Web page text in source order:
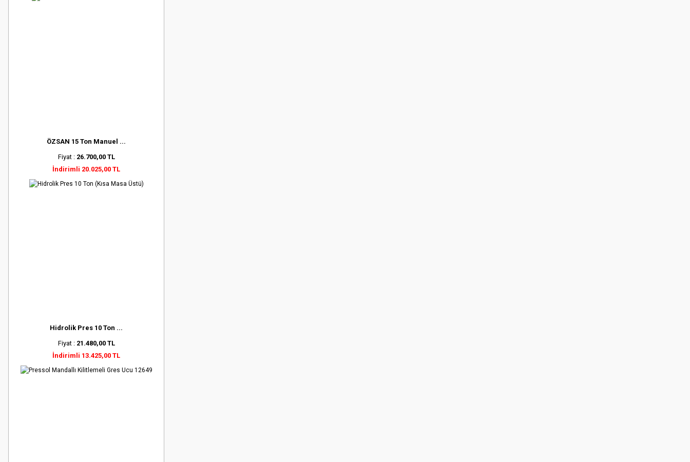
ÖZSAN 15 Ton Manuel ...
Fiyat : 26.700,00 TL
İndirimli 20.025,00 TL
Hidrolik Pres 10 Ton ...
Fiyat : 21.480,00 TL
İndirimli 13.425,00 TL